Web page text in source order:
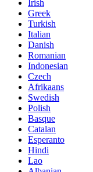
Irish
Greek
Turkish
Italian
Danish
Romanian
Indonesian
Czech
Afrikaans
Swedish
Polish
Basque
Catalan
Esperanto
Hindi
Lao